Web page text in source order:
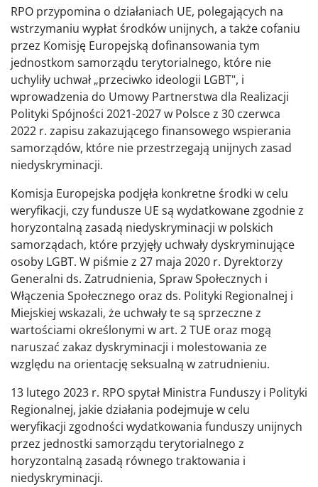
RPO przypomina o działaniach UE, polegających na
wstrzymaniu wypłat środków unijnych, a także cofaniu
przez Komisję Europejską dofinansowania tym
jednostkom samorządu terytorialnego, które nie
uchyliły uchwał „przeciwko ideologii LGBT", i
wprowadzenia do Umowy Partnerstwa dla Realizacji
Polityki Spójności 2021-2027 w Polsce z 30 czerwca
2022 r. zapisu zakazującego finansowego wspierania
samorządów, które nie przestrzegają unijnych zasad
niedyskryminacji.
Komisja Europejska podjęła konkretne środki w celu
weryfikacji, czy fundusze UE są wydatkowane zgodnie z
horyzontalną zasadą niedyskryminacji w polskich
samorządach, które przyjęły uchwały dyskryminujące
osoby LGBT. W piśmie z 27 maja 2020 r. Dyrektorzy
Generalni ds. Zatrudnienia, Spraw Społecznych i
Włączenia Społecznego oraz ds. Polityki Regionalnej i
Miejskiej wskazali, że uchwały te są sprzeczne z
wartościami określonymi w art. 2 TUE oraz mogą
naruszać zakaz dyskryminacji i molestowania ze
względu na orientację seksualną w zatrudnieniu.
13 lutego 2023 r. RPO spytał Ministra Funduszy i Polityki
Regionalnej, jakie działania podejmuje w celu
weryfikacji zgodności wydatkowania funduszy unijnych
przez jednostki samorządu terytorialnego z
horyzontalną zasadą równego traktowania i
niedyskryminacji.